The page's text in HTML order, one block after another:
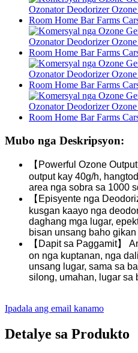
Mubo nga Deskripsyon:
【Powerful Ozone
output kay 40g/h,
area nga sobra sa 1000
【Episyente nga
kusgan kaayo nga
daghang mga lugar,
bisan unsang baho
【Dapit sa Paggamit】
on nga kuptanan, nga
unsang lugar, sama sa
silong, umahan, lugar sa
Ipadala ang email kanamo
Detalye sa Produkto